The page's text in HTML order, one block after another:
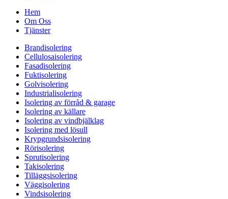
Hem
Om Oss
Tjänster
Brandisolering
Cellulosaisolering
Fasadisolering
Fuktisolering
Golvisolering
Industrialisolering
Isolering av förråd & garage
Isolering av källare
Isolering av vindbjälklag
Isolering med lösull
Krypgrundsisolering
Rörisolering
Sprutisolering
Takisolering
Tilläggsisolering
Väggisolering
Vindsisolering